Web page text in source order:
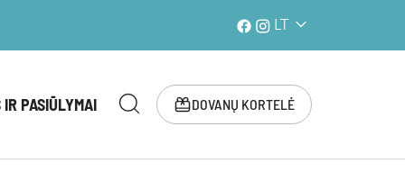
LT
PASIŪLYMAI DOVANŲ KORTELĖ